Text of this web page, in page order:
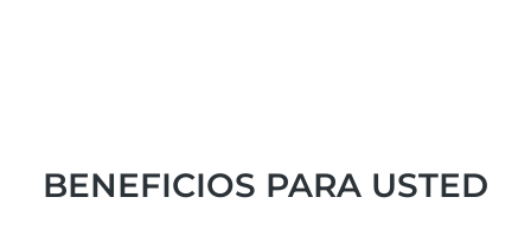
BENEFICIOS PARA USTED